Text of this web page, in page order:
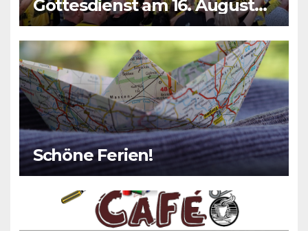
Gottesdienst am 16. August
2026
Schöne Ferien!